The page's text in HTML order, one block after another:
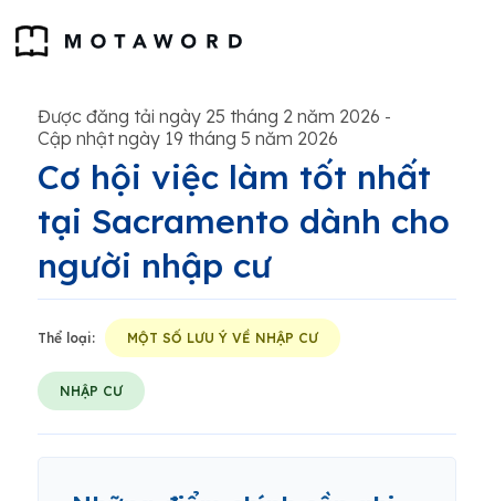
Được đăng tải ngày 25 tháng 2 năm 2026 -
Cập nhật ngày 19 tháng 5 năm 2026
Cơ hội việc làm tốt nhất
tại Sacramento dành cho
người nhập cư
Thể loại: MỘT SỐ LƯU Ý VỀ NHẬP CƯ
NHẬP CƯ